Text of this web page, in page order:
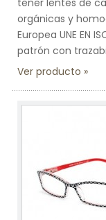
tener lentes de
orgánicas y
Europea UNE EN
patrón con
Ver producto